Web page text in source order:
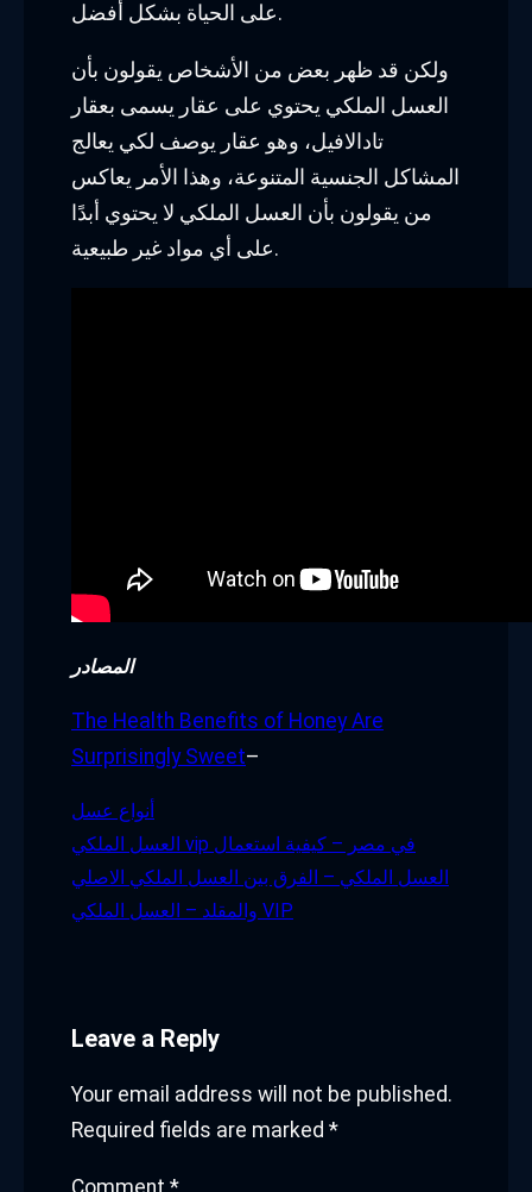
على الحياة بشكل أفضل.
ولكن قد ظهر بعض من الأشخاص يقولون بأن
العسل الملكي يحتوي على عقار يسمى بعقار
تادالافيل، وهو عقار يوصف لكي يعالج
المشاكل الجنسية المتنوعة، وهذا الأمر يعاكس
من يقولون بأن العسل الملكي لا يحتوي أبدًا
على أي مواد غير طبيعية.
المصادر
The Health Benefits of Honey Are
Surprisingly Sweet–
أنواع عسل
العسل الملكي vip في مصر – كيفية استعمال
العسل الملكي – الفرق بين العسل الملكي الاصلي
والمقلد – العسل الملكي VIP
Leave a Reply
Your email address will not be published.
Required fields are marked *
Comment *